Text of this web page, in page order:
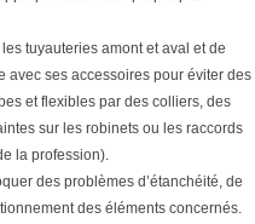
tuyauteries amont et aval et de
avec ses accessoires pour éviter des
et flexibles par des colliers, des
sur les robinets ou les raccords
la profession).
des problèmes d’étanchéité, de
des éléments concernés.